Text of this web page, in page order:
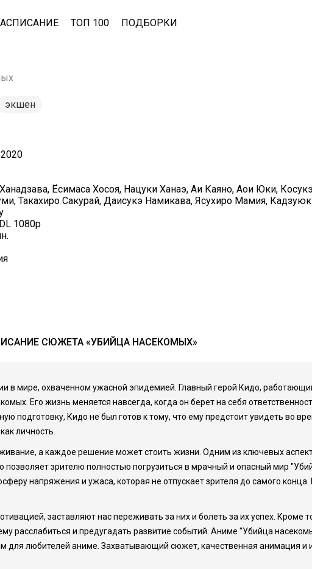
ТОП 100 ПОДБОРКИ
экшен
Ёсимаса Хосоя, Нацуки Ханаэ, Аи Каяно, Аои Юки,
Такахиро Сакурай, Даисукэ Намикава, Ясухиро Мамия,
1080p
СЮЖЕТА «УБИЙЦА НАСЕКОМЫХ»
мире, охваченном ужасной эпидемией. Главный герой Кидо,
Его жизнь меняется навсегда, когда он берет на себя
подготовку, Кидо не был готов к тому, что ему предстоит увидеть во
личность.
а каждое решение может стоить жизни. Одним из ключевых
зрителю полностью погрузиться в мрачный и опасный мир
напряжения и ужаса, которая не отпускает зрителя до самого
заставляют нас переживать за них и болеть за их успех. Кроме
расслабиться и предугадать развитие событий. Аниме "Убийца
для любителей аниме. Захватывающий сюжет, качественная анимация и